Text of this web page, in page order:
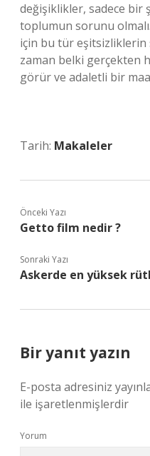
değişiklikler, sadece
toplumun sorunu
için bu tür eşitsizliklerin
zaman belki gerçekten
görür ve adaletli bir
Tarih: Makaleler
Önceki Yazı
Getto film nedir ?
Sonraki Yazı
Askerde en yüksek
Bir yanıt yazın
E-posta adresiniz
ile işaretlenmişlerdir
Yorum